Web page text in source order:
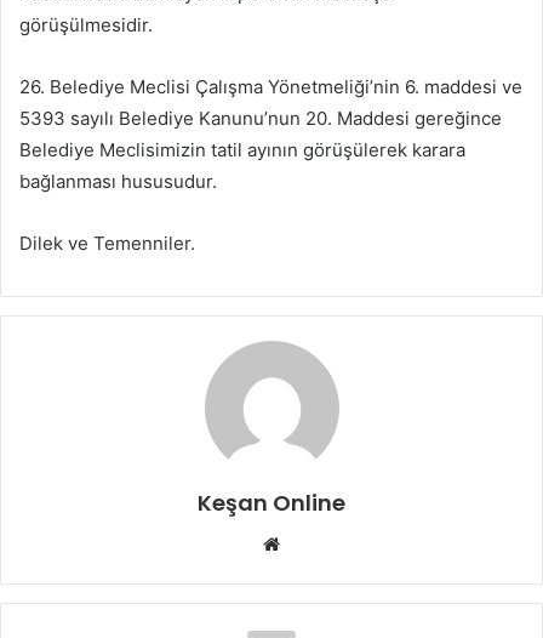
görüşülmesidir.
26. Belediye Meclisi Çalışma Yönetmeliği’nin 6. maddesi ve
5393 sayılı Belediye Kanunu’nun 20. Maddesi gereğince
Belediye Meclisimizin tatil ayının görüşülerek karara
bağlanması hususudur.
Dilek ve Temenniler.
Keşan Online
Web